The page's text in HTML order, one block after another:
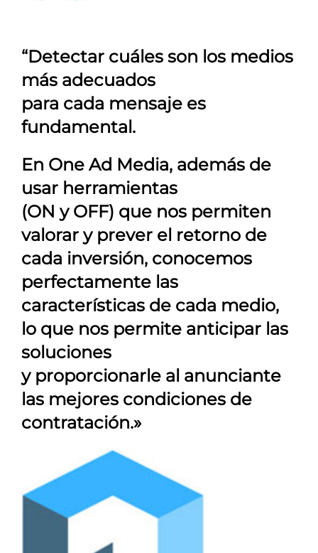
“Detectar cuáles son los medios
más adecuados
para cada mensaje es
fundamental.
En One Ad Media, además de
usar herramientas
(ON y OFF) que nos permiten
valorar y prever el retorno de
cada inversión, conocemos
perfectamente las
características de cada medio,
lo que nos permite anticipar las
soluciones
y proporcionarle al anunciante
las mejores condiciones de
contratación.»